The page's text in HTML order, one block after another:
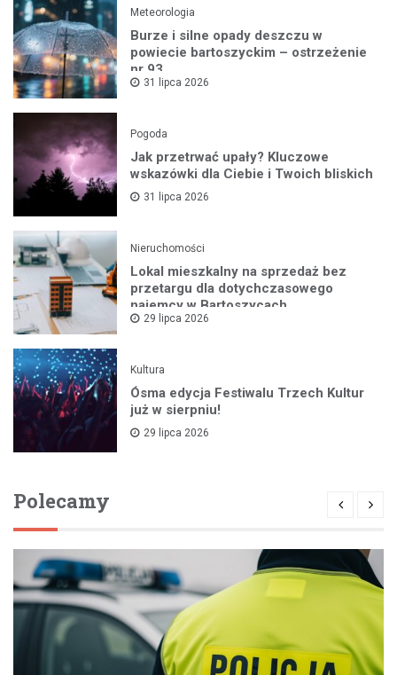
Meteorologia
Burze i silne opady deszczu w
powiecie bartoszyckim – ostrzeżenie
nr 93
31 lipca 2026
Pogoda
Jak przetrwać upały? Kluczowe
wskazówki dla Ciebie i Twoich bliskich
31 lipca 2026
Nieruchomości
Lokal mieszkalny na sprzedaż bez
przetargu dla dotychczasowego
najemcy w Bartoszycach
29 lipca 2026
Kultura
Ósma edycja Festiwalu Trzech Kultur
już w sierpniu!
29 lipca 2026
Polecamy